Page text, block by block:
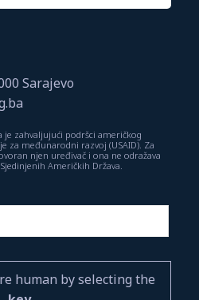
Sarajevo
zahvaljujući podršci američkog
za međunarodni razvoj (USAID). Za
njen uređivač i ona ne odražava
Američkih Država.
human by selecting the